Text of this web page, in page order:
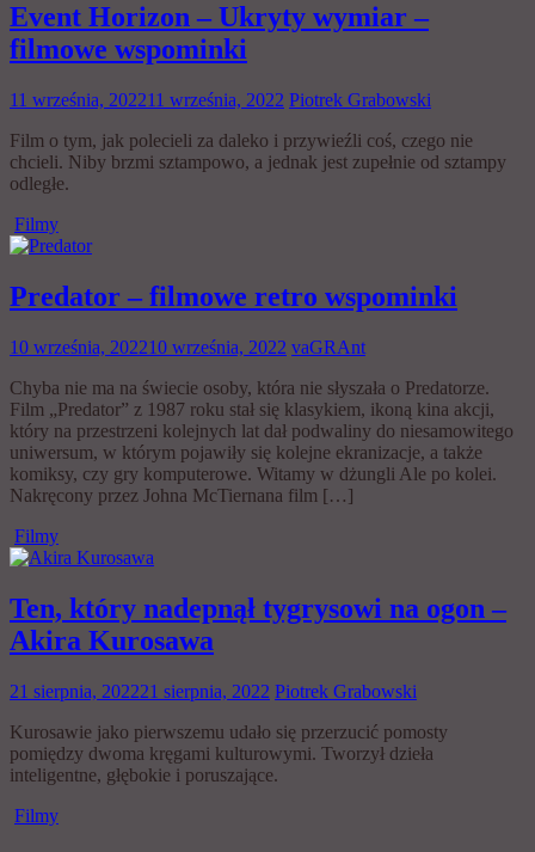
Event Horizon – Ukryty wymiar –
filmowe wspominki
11 września, 202211 września, 2022 Piotrek Grabowski
Film o tym, jak polecieli za daleko i przywieźli coś, czego nie
chcieli. Niby brzmi sztampowo, a jednak jest zupełnie od sztampy
odległe.
Filmy
Predator – filmowe retro wspominki
10 września, 202210 września, 2022 vaGRAnt
Chyba nie ma na świecie osoby, która nie słyszała o Predatorze.
Film „Predator” z 1987 roku stał się klasykiem, ikoną kina akcji,
który na przestrzeni kolejnych lat dał podwaliny do niesamowitego
uniwersum, w którym pojawiły się kolejne ekranizacje, a także
komiksy, czy gry komputerowe. Witamy w dżungli Ale po kolei.
Nakręcony przez Johna McTiernana film […]
Filmy
Ten, który nadepnął tygrysowi na ogon –
Akira Kurosawa
21 sierpnia, 202221 sierpnia, 2022 Piotrek Grabowski
Kurosawie jako pierwszemu udało się przerzucić pomosty
pomiędzy dwoma kręgami kulturowymi. Tworzył dzieła
inteligentne, głębokie i poruszające.
Filmy